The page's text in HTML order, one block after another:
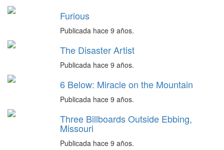
Furious
Publicada hace 9 años.
The Disaster Artist
Publicada hace 9 años.
6 Below: Miracle on the Mountain
Publicada hace 9 años.
Three Billboards Outside Ebbing,
Missouri
Publicada hace 9 años.